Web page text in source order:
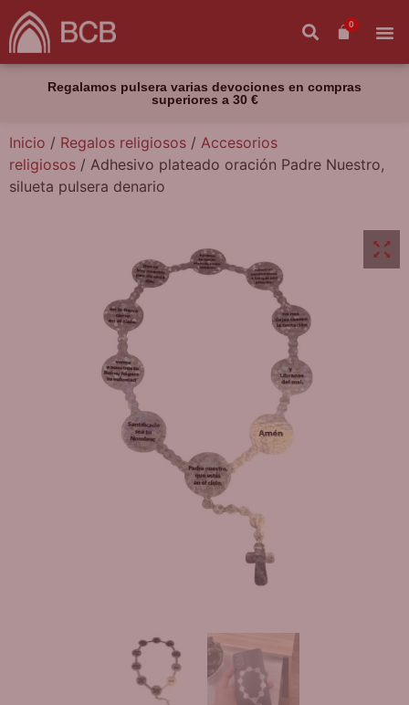
0
Regalamos pulsera varias devociones en compras
superiores a 30 €
Inicio / Regalos religiosos / Accesorios
religiosos / Adhesivo plateado oración Padre Nuestro,
silueta pulsera denario